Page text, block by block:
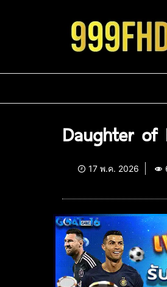
Daughter of
17 พ.ค. 2026